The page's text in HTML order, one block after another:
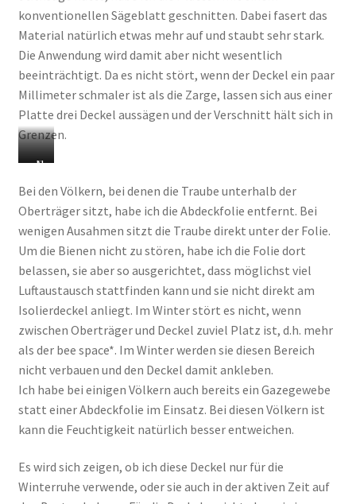
e
c
k
f
o
l
i
e
konventionellen Sägeblatt geschnitten. Dabei fasert das
Material natürlich etwas mehr auf und staubt sehr stark.
Die Anwendung wird damit aber nicht wesentlich
beeinträchtigt. Da es nicht stört, wenn der Deckel ein paar
Millimeter schmaler ist als die Zarge, lassen sich aus einer
Platte drei Deckel aussägen und der Verschnitt hält sich in
Grenzen.
T
c
h
l
d
ä
p
l
N
e
e
e
c
e
l
a
u
e
r
Bei den Völkern, bei denen die Traube unterhalb der
Oberträger sitzt, habe ich die Abdeckfolie entfernt. Bei
wenigen Ausahmen sitzt die Traube direkt unter der Folie.
Um die Bienen nicht zu stören, habe ich die Folie dort
belassen, sie aber so ausgerichtet, dass möglichst viel
Luftaustausch stattfinden kann und sie nicht direkt am
Isolierdeckel anliegt. Im Winter stört es nicht, wenn
zwischen Oberträger und Deckel zuviel Platz ist, d.h. mehr
als der bee space*. Im Winter werden sie diesen Bereich
nicht verbauen und den Deckel damit ankleben.
Ich habe bei einigen Völkern auch bereits ein Gazegewebe
statt einer Abdeckfolie im Einsatz. Bei diesen Völkern ist
kann die Feuchtigkeit natürlich besser entweichen.
Es wird sich zeigen, ob ich diese Deckel nur für die
Winterruhe verwende, oder sie auch in der aktiven Zeit auf